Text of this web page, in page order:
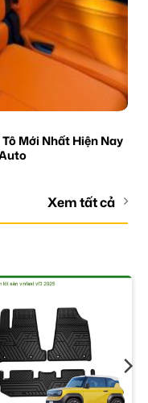
Mới Nhất Hiện Nay
Xem tất cả